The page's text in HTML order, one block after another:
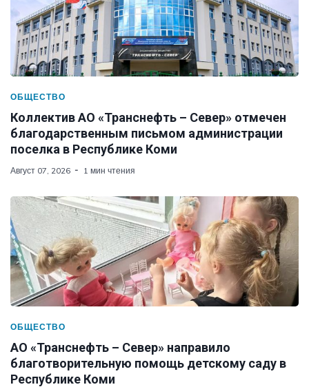
ОБЩЕСТВО
Коллектив АО «Транснефть – Север» отмечен
благодарственным письмом администрации
поселка в Республике Коми
Август 07, 2026 1 мин чтения
ОБЩЕСТВО
АО «Транснефть – Север» направило
благотворительную помощь детскому саду в
Республике Коми